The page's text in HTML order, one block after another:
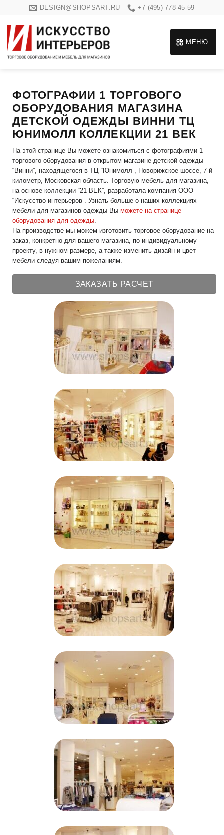
content
DESIGN@SHOPSART.RU +7 (495) 778-45-59
МЕНЮ
ФОТОГРАФИИ 1 ТОРГОВОГО
ОБОРУДОВАНИЯ МАГАЗИНА
ДЕТСКОЙ ОДЕЖДЫ ВИННИ ТЦ
ЮНИМОЛЛ КОЛЛЕКЦИИ 21 ВЕК
На этой странице Вы можете ознакомиться с фотографиями 1
торгового оборудования в открытом магазине детской одежды
“Винни”, находящегося в ТЦ “Юнимолл”, Новорижское шоссе, 7-й
километр, Московская область. Торговую мебель для магазина,
на основе коллекции “21 ВЕК”, разработала компания ООО
“Искусство интерьеров”. Узнать больше о наших коллекциях
мебели для магазинов одежды Вы можете на странице
оборудования для одежды.
На производстве мы можем изготовить торговое оборудование на
заказ, конкретно для вашего магазина, по индивидуальному
проекту, в нужном размере, а также изменить дизайн и цвет
мебели следуя вашим пожеланиям.
ЗАКАЗАТЬ РАСЧЕТ